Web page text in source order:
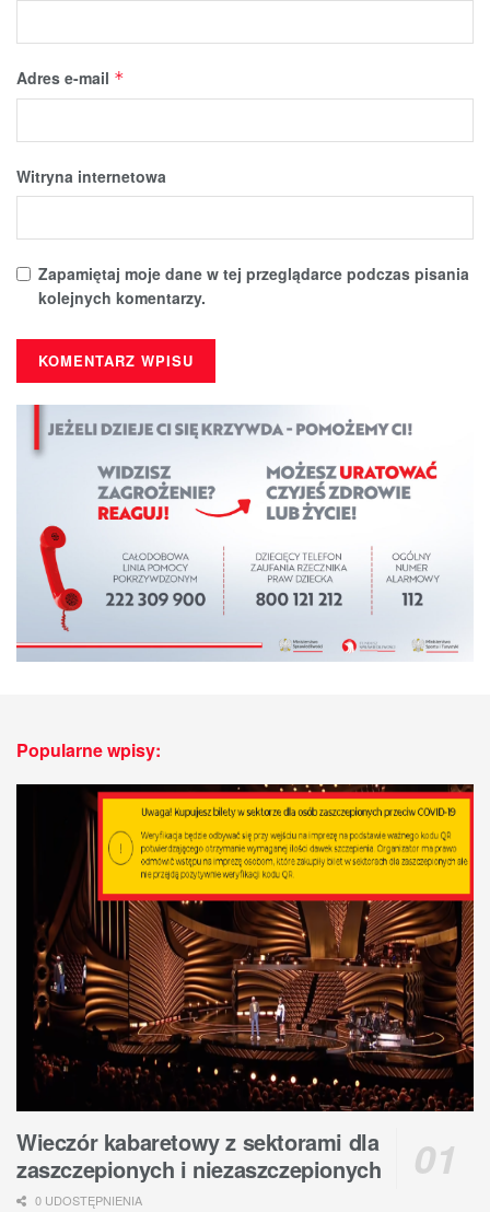
Adres e-mail *
Witryna internetowa
Zapamiętaj moje dane w tej przeglądarce podczas pisania
kolejnych komentarzy.
Popularne wpisy:
Wieczór kabaretowy z sektorami dla
zaszczepionych i niezaszczepionych
0 UDOSTĘPNIENIA